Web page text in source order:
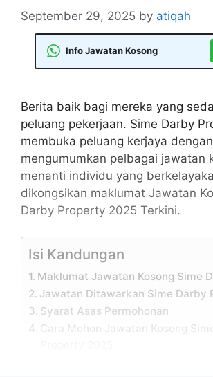
September 29, 2025 by atiqah
Info Jawatan Kosong
Berita baik bagi mereka yang
peluang pekerjaan. Sime Darby
membuka peluang kerjaya dengan
mengumumkan pelbagai jawatan
menanti individu yang
dikongsikan maklumat Jawatan
Darby Property 2025 Terkini.
Isi Kandungan
Maklumat Jawatan Kosong Sime
Jawatan Ditawarkan Sime Darby
Syarat Asas Permohonan
Cara Mohon Jawatan Kosong